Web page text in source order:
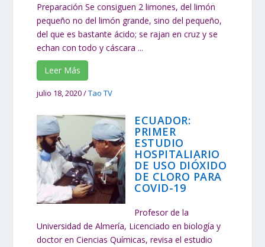
Preparación Se consiguen 2 limones, del limón
pequeño no del limón grande, sino del pequeño,
del que es bastante ácido; se rajan en cruz y se
echan con todo y cáscara ...
Leer Más
julio 18, 2020/Tao TV
ECUADOR:
PRIMER
ESTUDIO
HOSPITALIARIO
DE USO DIÓXIDO
DE CLORO PARA
COVID-19
Profesor de la
Universidad de Almería, Licenciado en biología y
doctor en Ciencias Químicas, revisa el estudio